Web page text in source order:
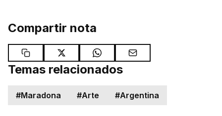
Compartir nota
Temas relacionados
#Maradona #Arte #Argentina